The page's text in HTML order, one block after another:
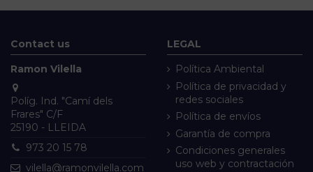
Contact us
Ramon Vilella
Políg. Ind. "Camí dels
Frares" C/F
25190 - LLEIDA
973 20 15 78
vilella@ramonvilella.com
LEGAL
Política Ambiental
Política de privacidad y
redes sociales
Política de envíos
Garantía de compra
Condiciones generales
uso web y contractación